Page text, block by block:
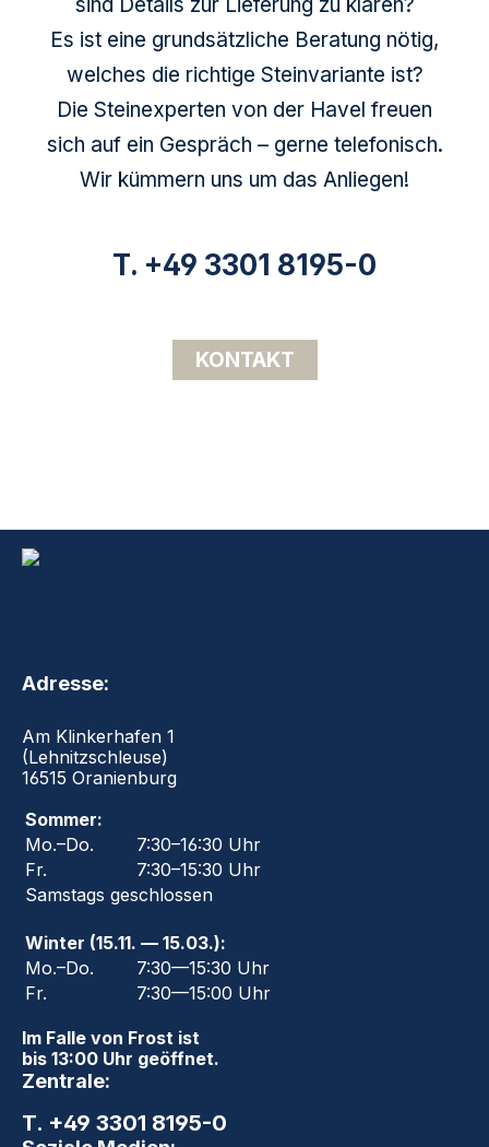
sind Details zur Lieferung zu klären?
Es ist eine grundsätzliche Beratung nötig,
welches die richtige Steinvariante ist?
Die Steinexperten von der Havel freuen
sich auf ein Gespräch – gerne telefonisch.
Wir kümmern uns um das Anliegen!
T. +49 3301 8195-0
KONTAKT
Adresse:
Am Klinkerhafen 1
(Lehnitzschleuse)
16515 Oranienburg
Sommer:
Mo.–Do.
7:30–16:30 Uhr
Fr.
7:30–15:30 Uhr
Samstags geschlossen
Winter (15.11. — 15.03.):
Mo.–Do.
7:30—15:30 Uhr
Fr.
7:30—15:00 Uhr
Im Falle von Frost ist
bis 13:00 Uhr geöffnet.
Zentrale:
T. +49 3301 8195-0